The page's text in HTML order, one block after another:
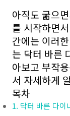
아직도 굶으
를 시작하면
간에는 이러
는 닥터 바른
아보고 부작
서 자세하게
목차
1. 닥터 바른 다이